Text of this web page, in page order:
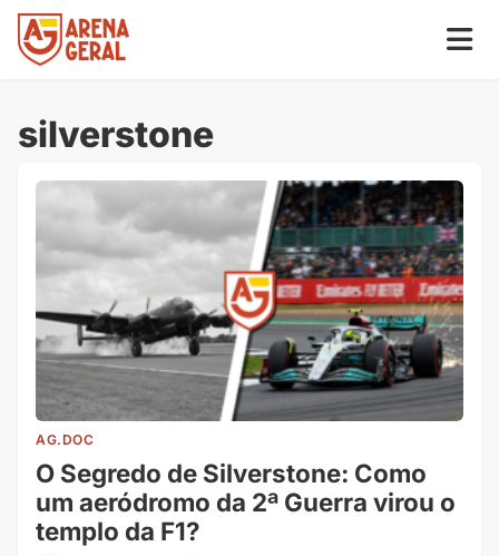
silverstone
AG.DOC
O Segredo de Silverstone: Como
um aeródromo da 2ª Guerra virou o
templo da F1?